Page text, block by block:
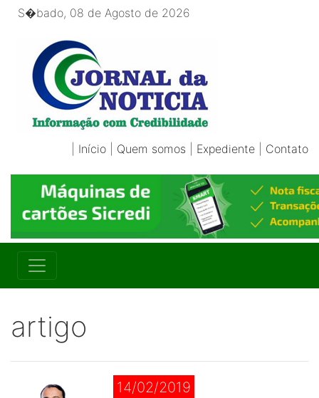
S�bado, 08 de Agosto de 2026
Início Quem somos Expediente Contato
artigo
14/02/2019